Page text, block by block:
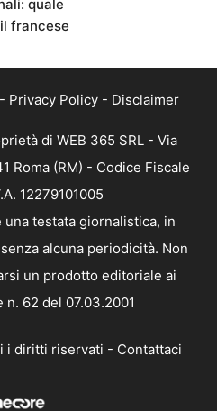
quale
francese
- Privacy Policy - Disclaimer
di WEB 365 SRL - Via
Roma (RM) - Codice Fiscale
12279101005
testata giornalistica, in
alcuna periodicità. Non
un prodotto editoriale ai
62 del 07.03.2001
i diritti riservati - Contattaci